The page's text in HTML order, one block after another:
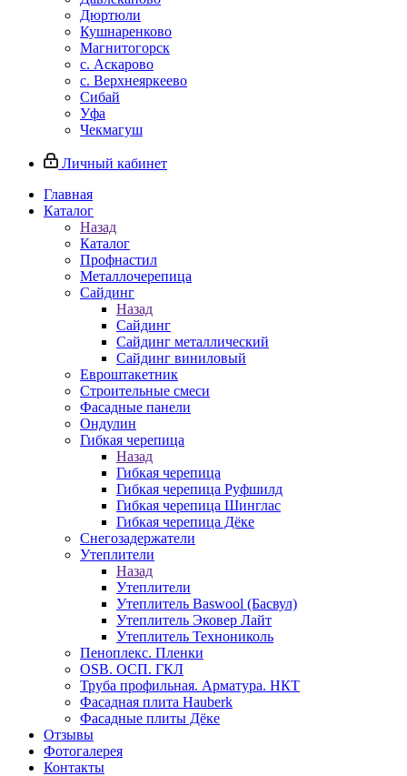
Дюртюли
Кушнаренково
Магнитогорск
с. Аскарово
с. Верхнеяркеево
Сибай
Уфа
Чекмагуш
Личный кабинет
Главная
Каталог
Назад
Каталог
Профнастил
Металлочерепица
Сайдинг
Назад
Сайдинг
Сайдинг металлический
Сайдинг виниловый
Евроштакетник
Строительные смеси
Фасадные панели
Ондулин
Гибкая черепица
Назад
Гибкая черепица
Гибкая черепица Руфшилд
Гибкая черепица Шинглас
Гибкая черепица Дёке
Снегозадержатели
Утеплители
Назад
Утеплители
Утеплитель Baswool (Басвул)
Утеплитель Эковер Лайт
Утеплитель Технониколь
Пеноплекс. Пленки
OSB. ОСП. ГКЛ
Труба профильная. Арматура. НКТ
Фасадная плита Hauberk
Фасадные плиты Дёке
Отзывы
Фотогалерея
Контакты